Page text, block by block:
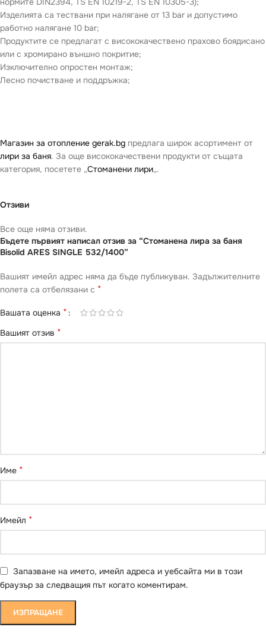
Изделията са тествани при налягане от 13 bar и допустимо
работно налягане 10 bar;
Продуктите се предлагат с висококачествено прахово боядисано
или с хромирано външно покритие;
Изключително опростен монтаж;
Лесно почистване и поддръжка;
Магазин за отопление gerak.bg предлага широк асортимент от
лири за баня. За още висококачествени продукти от същата
категория, посетете „Стоманени лири„.
Отзиви
Все още няма отзиви.
Бъдете първият написал отзив за “Стоманена лира за баня
Bisolid ARES SINGLE 532/1400”
Вашият имейл адрес няма да бъде публикуван. Задължителните
полета са отбелязани с *
Вашата оценка *
Вашият отзив *
Име *
Имейл *
Запазване на името, имейл адреса и уебсайта ми в този
браузър за следващия път когато коментирам.